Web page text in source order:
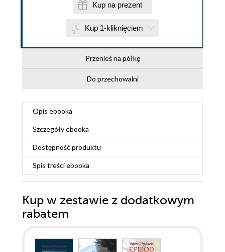
Kup na prezent
Kup 1-kliknięciem
Przenieś na półkę
Do przechowalni
Opis ebooka
Szczegółyebooka
Dostępność produktu
Spis treściebooka
Kup w zestawie z dodatkowym
rabatem